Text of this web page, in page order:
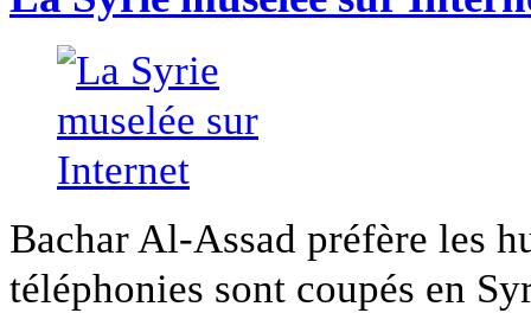
Bachar Al-Assad préfère les
téléphonies sont coupés en